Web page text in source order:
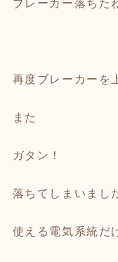
ブレーカー落ちた
再度ブレーカーを
また
ガタン！
落ちてしまいまし
使える電気系統だ